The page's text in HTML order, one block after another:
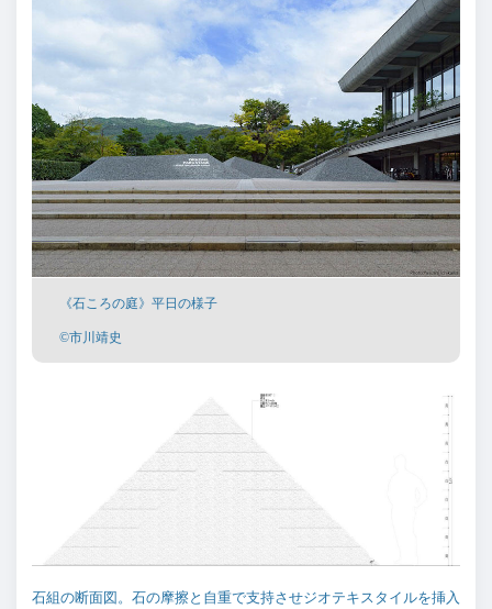
《石ころの庭》平日の様子
©市川靖史
石組の断面図。石の摩擦と自重で支持させジオテキスタイルを挿入